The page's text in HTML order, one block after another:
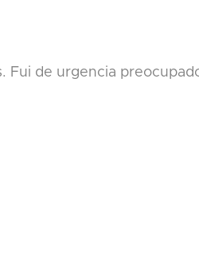
de urgencia